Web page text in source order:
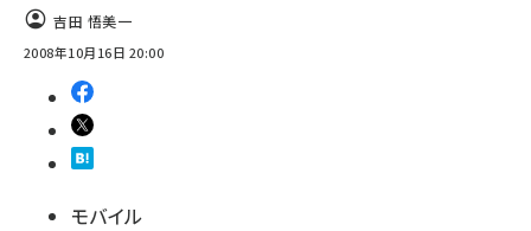
吉田 悟美一
2008年10月16日 20:00
モバイル